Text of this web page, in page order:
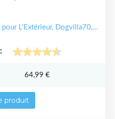
L'Extérieur, Dogvilla70,...
64,99 €
produit